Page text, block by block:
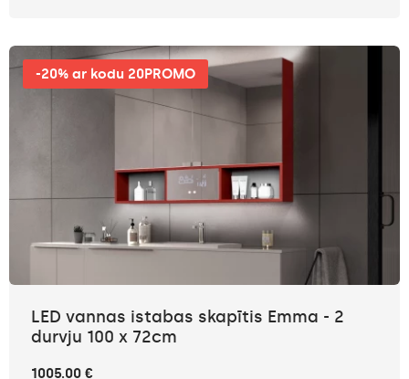
-20% ar kodu 20PROMO
LED vannas istabas skapītis Emma - 2
durvju 100 x 72cm
1005.00 €